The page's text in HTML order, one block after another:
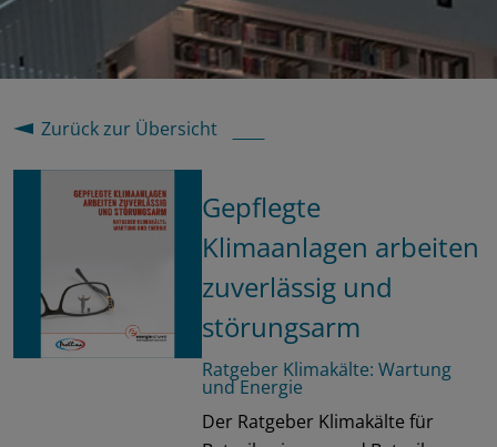
Zurück zur Übersicht
Gepflegte
Klimaanlagen arbeiten
zuverlässig und
störungsarm
Ratgeber Klimakälte: Wartung
und Energie
Der Ratgeber Klimakälte für